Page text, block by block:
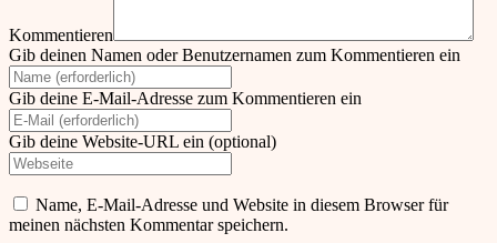
Kommentieren
Gib deinen Namen oder Benutzernamen zum Kommentieren ein
Gib deine E-Mail-Adresse zum Kommentieren ein
Gib deine Website-URL ein (optional)
Name, E-Mail-Adresse und Website in diesem Browser für
meinen nächsten Kommentar speichern.